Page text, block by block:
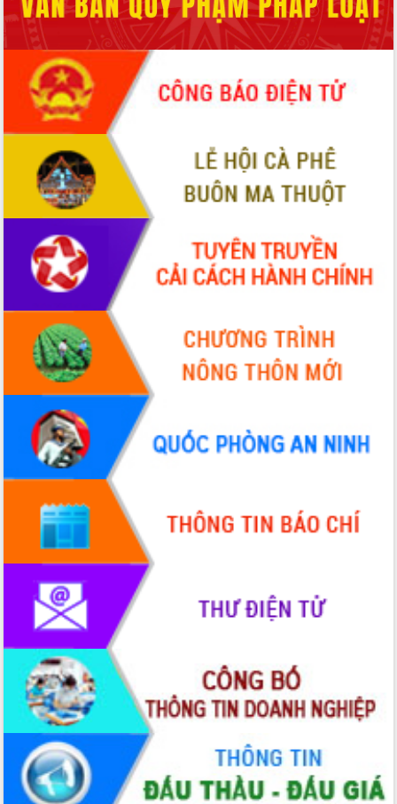
phá cơ chế - Hợp tác công tư
Đề án 06 tạo bước ngoặt đột phá trong
cải cách hành chính tỉnh Đắk Lắk
Kết nối tour, đẩy mạnh chuyển đổi số
để phát triển du lịch Đắk Lắk
Khởi động Dự án Đầu tư xây dựng hạ
tầng kỹ thuật Cụm công nghiệp Tân
Gặp mặt các cơ quan báo chí nhân Kỷ
niệm 101 năm Ngày Báo chí Cách
mạng Việt Nam
Đắk Lắk sơ kết 4 năm triển khai thực
hiện Đề án 06 của Chính phủ
Họp báo thông tin về Hội nghị Công bố
Quy hoạch và Xúc tiến đầu tư tỉnh Đắk
Lắk
Khơi thông điểm nghẽn, đẩy nhanh
giải ngân vốn khắc phục thiên tai
HĐND tỉnh thông qua điều chỉnh Quy
hoạch tỉnh thời kỳ 2021-2030
Hội thảo góp ý hồ sơ điều chỉnh quy
hoạch tỉnh Đắk Lắk thời kỳ 2021-2030,
tầm nhìn đến năm 2050
Nâng cao hiệu quả hoạt động của các
doanh nghiệp nhà nước
Hội nghị triển khai kết nối mạng
truyền số liệu chuyên dùng phục vụ cơ
quan Đảng, Nhà nước
Lễ phát động chuỗi hoạt động chung
tay làm sạch môi trường
Xã Ea Kar bước chuyển mình trong
công tác cải cách hành chính mô hình
mới
UBND tỉnh họp báo định kỳ tháng 4
năm 2026
Hội thảo khoa học “Giải pháp thúc đẩy
phát triển nền kinh tế xanh tại tỉnh
Đắk Lắk”
Tăng cường giám sát, đôn đốc thực
hiện nhiệm vụ quản lý tài sản công
hàng tuần